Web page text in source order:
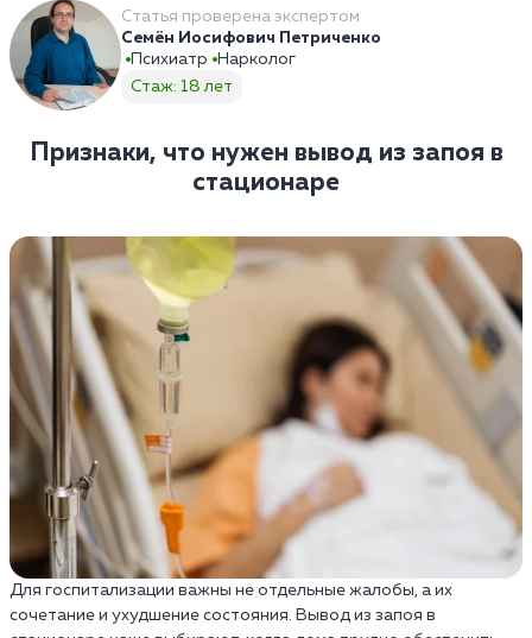
Статья проверена экспертом
Семён Иосифович Петриченко
Психиатр
Нарколог
Стаж: 18 лет
Признаки, что нужен вывод из запоя в
стационаре
Для госпитализации важны не отдельные жалобы, а их
сочетание и ухудшение состояния. Вывод из запоя в